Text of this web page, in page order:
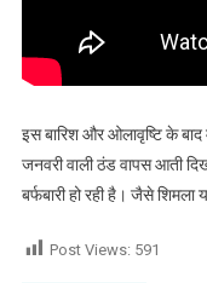
इस बारिश और ओलावृष्टि के बाद
जनवरी वाली ठंड वापस आती
बर्फबारी हो रही है। जैसे शिमला
Post Views: 591